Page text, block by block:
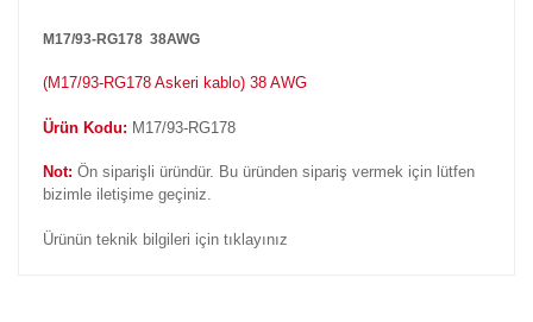
M17/93-RG178 38AWG
(M17/93-RG178 Askeri kablo) 38 AWG
Ürün Kodu: M17/93-RG178
Not: Ön siparişli üründür. Bu üründen sipariş vermek için lütfen
bizimle iletişime geçiniz.
Ürünün teknik bilgileri için tıklayınız